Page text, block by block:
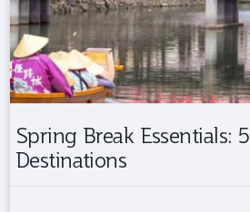
Spring Break Essentials:
Destinations